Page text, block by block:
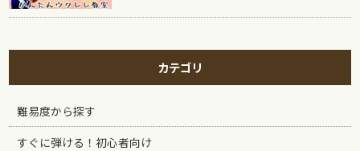
カテゴリ
難易度から探す
すぐに弾ける！初心者向け